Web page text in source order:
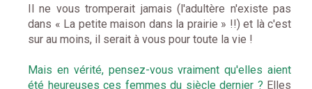
Il ne vous tromperait jamais (l'adultère n'existe pas
dans « La petite maison dans la prairie » !!) et là c'est
sur au moins, il serait à vous pour toute la vie !
Mais en vérité, pensez-vous vraiment qu'elles aient
été heureuses ces femmes du siècle dernier ? Elles